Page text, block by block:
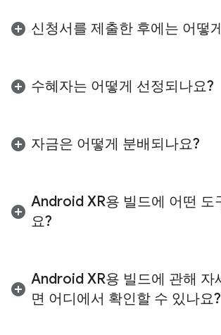
를 실제 세계에 오버레이하며 핸
디스플레이 또는 오디오 글라스 선
형 환경, 실제 탐색 또는 일상생활
유선 XR 글라스 (몰입형 환경)와 오디오
이 좋습니다.
프로그램은 개발을 지원하고 Android
에서 고유한 솔루션을 확장하는 데 도움
신청서를 제출한 후에는 어떻
로세스를 거칩니다. 2026년 7월 15일까
통해 선정 상태가 통지됩니다. 선정된 참
수혜자는 어떻게 선정되나요?
로젝트는 업종 정렬, 개발자 준비 상태,
의 명확한 설명 등 여러 요소를 기준으로
자금은 어떻게 분배되나요?
라 다양한 수준으로 지급됩니다. 선정된
최종 보조금 금액이 통지되며 수락 또
습니다. 자금은 서명된 계약, 기술 설계,
Android XR용 빌드에 어떤 도
요?
Jetpack XR SDK및Android 스튜디오
증강 환경을 만들 수 있습니다. 현재 오
플레이 글라스에는 게임 엔진 지원이 제
Android XR용 빌드에 관해 자
면 어디에서 확인할 수 있나요?